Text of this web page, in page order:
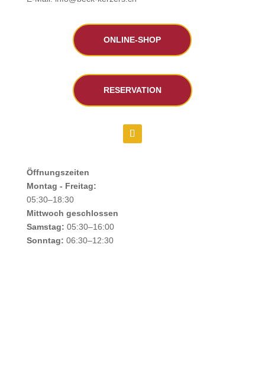
ONLINE-SHOP
RESERVATION
Öffnungszeiten
Montag - Freitag:
05:30–18:30
Mittwoch geschlossen
Samstag: 05:30–16:00
Sonntag: 06:30–12:30